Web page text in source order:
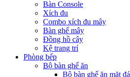
Bàn Console
Xích đu
Combo xích đu mây
Bàn ghế mây
Đồng hồ cây
Kệ trang trí
Phòng bếp
Bộ bàn ghế ăn
Bộ bàn ghế ăn mặt đá